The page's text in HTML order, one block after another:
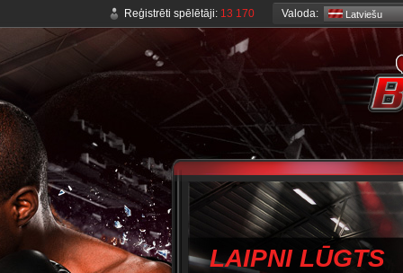
Reģistrēti spēlētāji: 13 170 Valoda: Latviešu
LAIPNI LŪGTS